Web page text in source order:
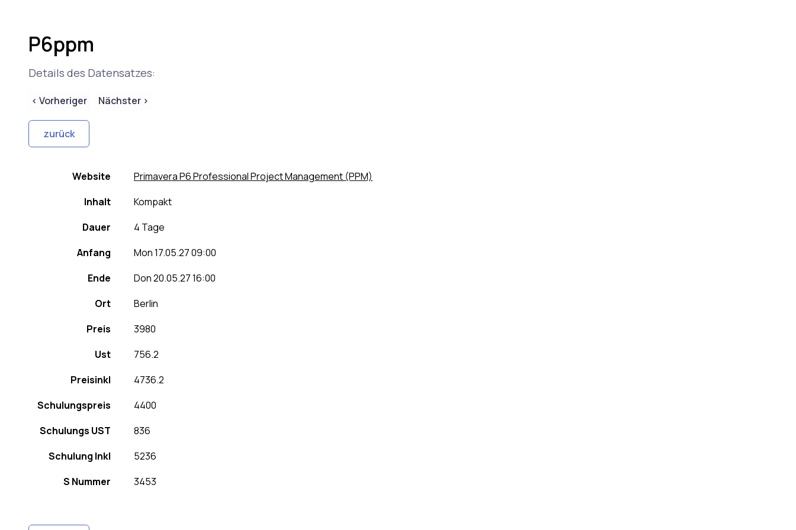
P6ppm
Details des Datensatzes:
< Vorheriger Nächster >
Website
Primavera P6 Professional Project Management (PPM)
Inhalt
Kompakt
Dauer
4 Tage
Anfang
Mon 17.05.27 09:00
Ende
Don 20.05.27 16:00
Ort
Berlin
Preis
3980
Ust
756.2
Preisinkl
4736.2
Schulungspreis
4400
Schulungs UST
836
Schulung Inkl
5236
S Nummer
3453